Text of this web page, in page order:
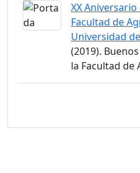
XX
Facultad de
Universidad
(2019).
la Facultad de